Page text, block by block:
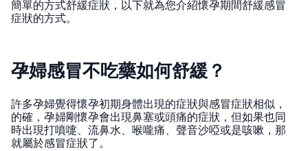
簡單的方式舒緩症狀，以下就為您介紹懷孕期間舒緩感冒
症狀的方式。
孕婦感冒不吃藥如何舒緩？
許多孕婦覺得懷孕初期身體出現的症狀與感冒症狀相似，
的確，孕婦剛懷孕會出現鼻塞或頭痛的症狀，但如果也同
時出現打噴嚏、流鼻水、喉嚨痛、聲音沙啞或是咳嗽，那
就屬於感冒症狀了。